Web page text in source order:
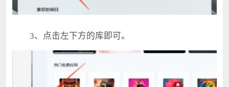
3、点击左下方的库即可。